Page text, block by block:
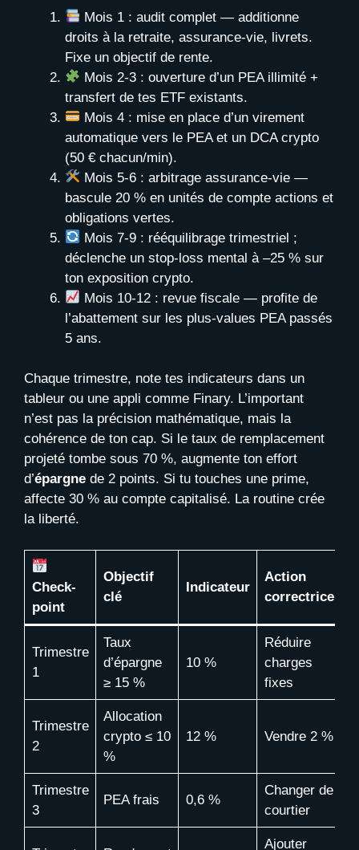
Mois 1 : audit complet — additionne
droits à la retraite, assurance-vie, livrets.
Fixe un objectif de rente.
Mois 2-3 : ouverture d’un PEA illimité +
transfert de tes ETF existants.
Mois 4 : mise en place d’un virement
automatique vers le PEA et un DCA crypto
(50 € chacun/min).
Mois 5-6 : arbitrage assurance-vie —
bascule 20 % en unités de compte actions et
obligations vertes.
Mois 7-9 : rééquilibrage trimestriel ;
déclenche un stop-loss mental à –25 % sur
ton exposition crypto.
Mois 10-12 : revue fiscale — profite de
l’abattement sur les plus-values PEA passés
5 ans.
Chaque trimestre, note tes indicateurs dans un
tableur ou une appli comme Finary. L’important
n’est pas la précision mathématique, mais la
cohérence de ton cap. Si le taux de remplacement
projeté tombe sous 70 %, augmente ton effort
d’épargne de 2 points. Si tu touches une prime,
affecte 30 % au compte capitalisé. La routine crée
la liberté.
Check-
point
Objectif
clé
Indicateur
Action
correctrice
Trimestre
1
Taux
d’épargne
≥ 15 %
10 %
Réduire
charges
fixes
Trimestre
2
Allocation
crypto ≤ 10
%
12 % Vendre 2 %
Trimestre
3
PEA frais 0,6 %
Changer de
courtier
Ajouter